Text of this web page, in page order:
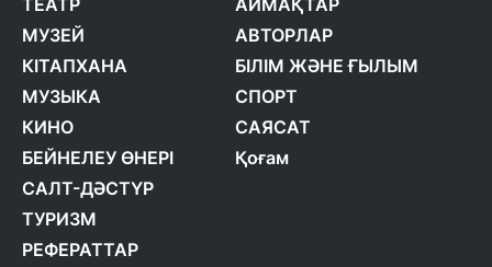
ТЕАТР
МУЗЕЙ
КІТАПХАНА
МУЗЫКА
КИНО
БЕЙНЕЛЕУ ӨНЕРІ
САЛТ-ДӘСТҮР
ТУРИЗМ
РЕФЕРАТТАР
АЙМАҚТАР
АВТОРЛАР
БІЛІМ ЖӘНЕ ҒЫЛЫМ
СПОРТ
САЯСАТ
Қоғам